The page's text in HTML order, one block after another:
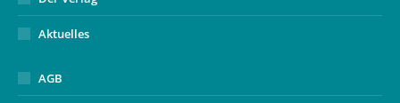
Aktuelles
AGB